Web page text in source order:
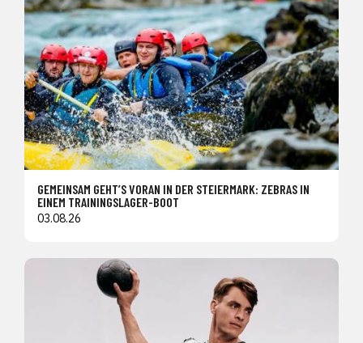
GEMEINSAM GEHT’S VORAN IN DER STEIERMARK: ZEBRAS IN
EINEM TRAININGSLAGER-BOOT
03.08.26